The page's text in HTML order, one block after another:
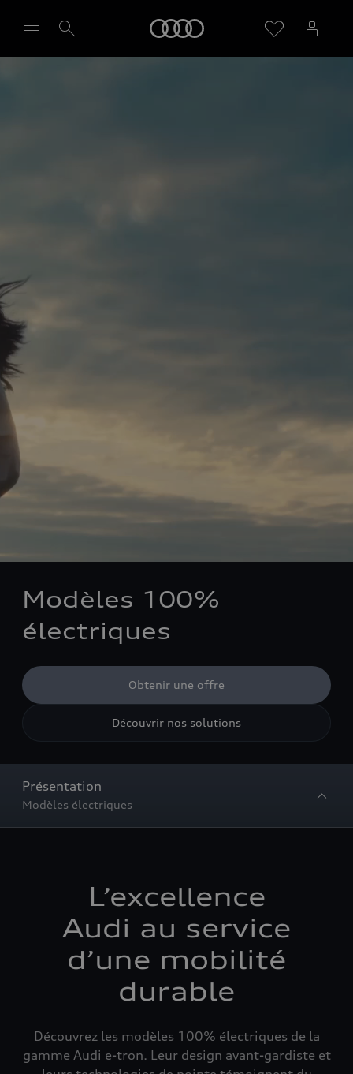
Modèles 100%
électriques
Obtenir une offre
Découvrir nos solutions
Présentation
Modèles électriques
L’excellence
Audi au service
d’une mobilité
durable
Découvrez les modèles 100% électriques de la
gamme Audi e-tron. Leur design avant-gardiste et